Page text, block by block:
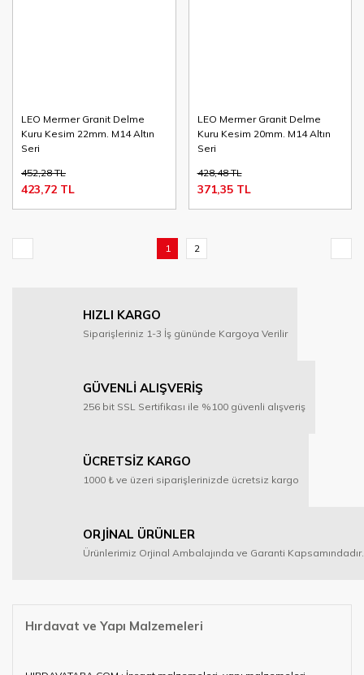
LEO Mermer Granit Delme
Kuru Kesim 22mm. M14 Altın
Seri
452,28 TL
423,72 TL
LEO Mermer Granit Delme
Kuru Kesim 20mm. M14 Altın
Seri
428,48 TL
371,35 TL
1 2
HIZLI KARGO
Siparişleriniz 1-3 İş gününde Kargoya Verilir
GÜVENLİ ALIŞVERİŞ
256 bit SSL Sertifikası ile %100 güvenli alışveriş
ÜCRETSİZ KARGO
1000 ₺ ve üzeri siparişlerinizde ücretsiz kargo
ORJİNAL ÜRÜNLER
Ürünlerimiz Orjinal Ambalajında ve Garanti Kapsamındadır.
Hırdavat ve Yapı Malzemeleri